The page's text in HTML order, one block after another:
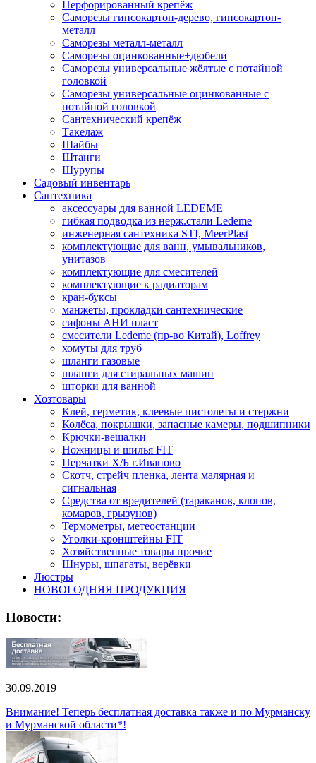
Перфорированный крепёж
Саморезы гипсокартон-дерево, гипсокартон-
металл
Саморезы металл-металл
Саморезы оцинкованные+дюбели
Саморезы универсальные жёлтые с потайной
головкой
Саморезы универсальные оцинкованные с
потайной головкой
Сантехнический крепёж
Такелаж
Шайбы
Штанги
Шурупы
Садовый инвентарь
Сантехника
аксессуары для ванной LEDEME
гибкая подводка из нерж.стали Ledeme
инженерная сантехника STI, MeerPlast
комплектующие для ванн, умывальников,
унитазов
комплектующие для смесителей
комплектующие к радиаторам
кран-буксы
манжеты, прокладки сантехнические
сифоны АНИ пласт
смесители Ledeme (пр-во Китай), Loffrey
хомуты для труб
шланги газовые
шланги для стиральных машин
шторки для ванной
Хозтовары
Клей, герметик, клеевые пистолеты и стержни
Колёса, покрышки, запасные камеры, подшипники
Крючки-вешалки
Ножницы и шилья FIT
Перчатки Х/Б г.Иваново
Скотч, стрейч пленка, лента малярная и
сигнальная
Средства от вредителей (тараканов, клопов,
комаров, грызунов)
Термометры, метеостанции
Уголки-кронштейны FIT
Хозяйственные товары прочие
Шнуры, шпагаты, верёвки
Люстры
НОВОГОДНЯЯ ПРОДУКЦИЯ
Новости:
30.09.2019
Внимание! Теперь бесплатная доставка также и по Мурманску
и Мурманской области*!